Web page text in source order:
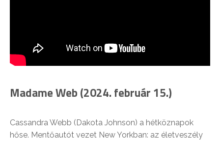
Madame Web (2024. február 15.)
Cassandra Webb (Dakota Johnson) a hétköznapok
hőse. Mentőautót vezet New Yorkban: az életveszély